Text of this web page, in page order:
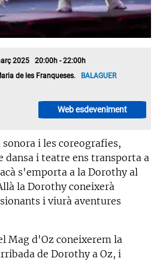
2025 20:00h - 22:00h
de les Franqueses. BALAGUER
Web esdeveniment
sonora i les coreografies,
dansa i teatre ens transporta a
s'emporta a la Dorothy al
la Dorothy coneixerà
i viurà aventures
Mag d'Oz coneixerem la
de Dorothy a Oz, i